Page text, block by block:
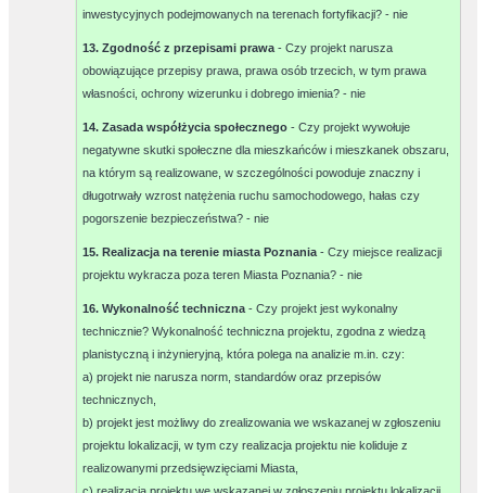
inwestycyjnych podejmowanych na terenach fortyfikacji? -nie
13. Zgodność z przepisami prawa- Czy projekt narusza
obowiązujące przepisy prawa, prawa osób trzecich, w tym prawa
własności, ochrony wizerunku i dobrego imienia? -nie
14. Zasada współżycia społecznego- Czy projekt wywołuje
negatywne skutki społeczne dla mieszkańców i mieszkanek obszaru,
na którym są realizowane, w szczególności powoduje znaczny i
długotrwały wzrost natężenia ruchu samochodowego, hałas czy
pogorszenie bezpieczeństwa? -nie
15. Realizacja na terenie miasta Poznania- Czy miejsce realizacji
projektu wykracza poza teren Miasta Poznania? -nie
16. Wykonalność techniczna- Czy projekt jest wykonalny
technicznie? Wykonalność techniczna projektu, zgodna z wiedzą
planistyczną i inżynieryjną, która polega na analizie m.in. czy:
a) projekt nie narusza norm, standardów oraz przepisów
technicznych,
b) projekt jest możliwy do zrealizowania we wskazanej w zgłoszeniu
projektu lokalizacji, w tym czy realizacja projektu nie koliduje z
realizowanymi przedsięwzięciami Miasta,